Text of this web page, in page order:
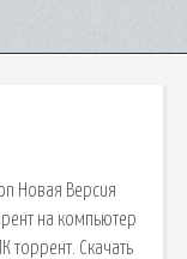
Новая Версия
на компьютер
торрент. Скачать